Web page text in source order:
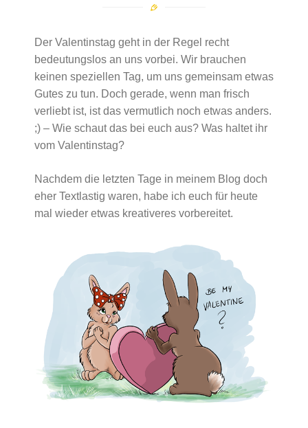
Der Valentinstag geht in der Regel recht
bedeutungslos an uns vorbei. Wir brauchen
keinen speziellen Tag, um uns gemeinsam etwas
Gutes zu tun. Doch gerade, wenn man frisch
verliebt ist, ist das vermutlich noch etwas anders.
;) – Wie schaut das bei euch aus? Was haltet ihr
vom Valentinstag?
Nachdem die letzten Tage in meinem Blog doch
eher Textlastig waren, habe ich euch für heute
mal wieder etwas kreativeres vorbereitet.